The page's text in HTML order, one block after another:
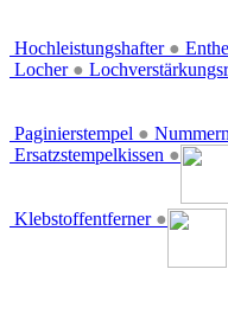
Hochleistungshafter ●
Locher ●
Paginierstempel ●
Ersatzstempelkissen ●
Klebstoffentferner ●